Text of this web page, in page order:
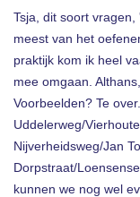
Tsja, dit soort
meest van het
praktijk kom ik heel
mee omgaan.
Voorbeelden? Te
Uddelerweg/
Nijverheidsweg/Jan
Dorpstraat/
kunnen we nog wel